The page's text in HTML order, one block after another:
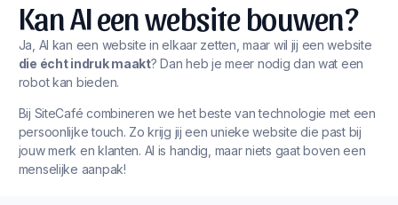
Kan AI een website bouwen?
Ja, AI kan een website in elkaar zetten, maar wil jij een website
die écht indruk maakt? Dan heb je meer nodig dan wat een
robot kan bieden.
Bij SiteCafé combineren we het beste van technologie met een
persoonlijke touch. Zo krijg jij een unieke website die past bij
jouw merk en klanten. AI is handig, maar niets gaat boven een
menselijke aanpak!